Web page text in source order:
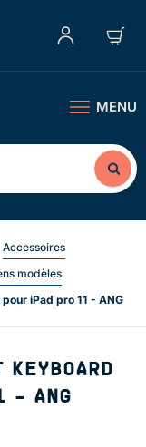
MENU
Accessoires
modèles
iPad pro 11 - ANG
- ANG